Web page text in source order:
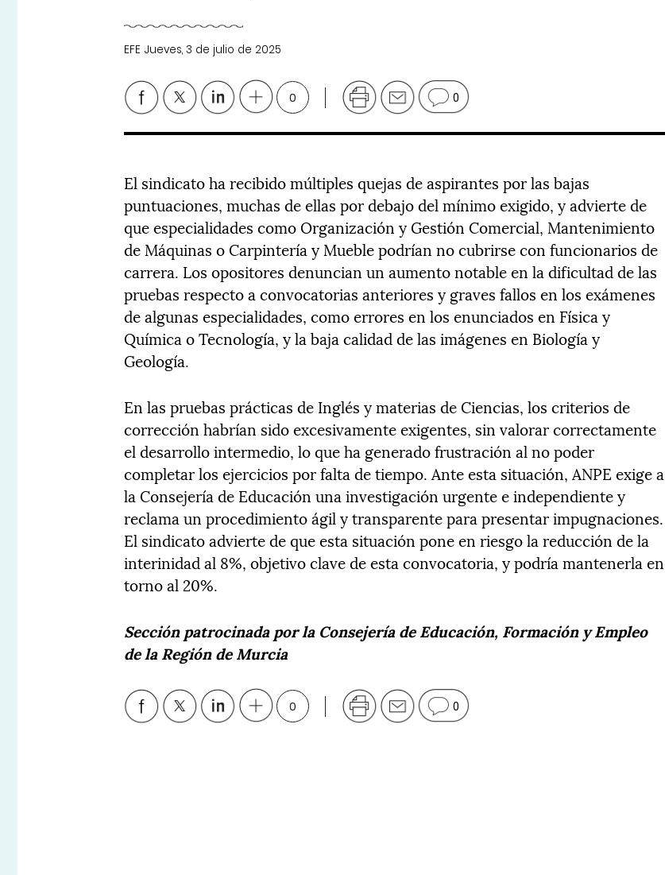
EFE Jueves, 3 de julio de 2025
0 0
El sindicato ha recibido múltiples quejas de aspirantes por las bajas
puntuaciones, muchas de ellas por debajo del mínimo exigido, y advierte de
que especialidades como Organización y Gestión Comercial, Mantenimiento
de Máquinas o Carpintería y Mueble podrían no cubrirse con funcionarios de
carrera. Los opositores denuncian un aumento notable en la dificultad de las
pruebas respecto a convocatorias anteriores y graves fallos en los exámenes
de algunas especialidades, como errores en los enunciados en Física y
Química o Tecnología, y la baja calidad de las imágenes en Biología y
Geología.
En las pruebas prácticas de Inglés y materias de Ciencias, los criterios de
corrección habrían sido excesivamente exigentes, sin valorar correctamente
el desarrollo intermedio, lo que ha generado frustración al no poder
completar los ejercicios por falta de tiempo. Ante esta situación, ANPE exige a
la Consejería de Educación una investigación urgente e independiente y
reclama un procedimiento ágil y transparente para presentar impugnaciones.
El sindicato advierte de que esta situación pone en riesgo la reducción de la
interinidad al 8%, objetivo clave de esta convocatoria, y podría mantenerla en
torno al 20%.
Sección patrocinada por la Consejería de Educación, Formación y Empleo
de la Región de Murcia
0 0